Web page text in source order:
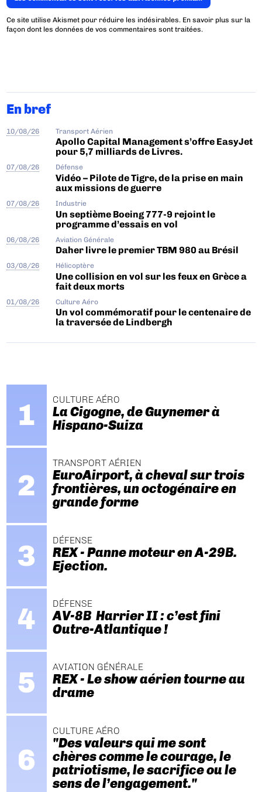
Ce site utilise Akismet pour réduire les indésirables. En savoir plus sur la
façon dont les données de vos commentaires sont traitées.
En bref
10/08/26 Transport Aérien
Apollo Capital Management s’offre EasyJet
pour 5,7 milliards de Livres.
07/08/26 Défense
Vidéo – Pilote de Tigre, de la prise en main
aux missions de guerre
07/08/26 Industrie
Un septième Boeing 777-9 rejoint le
programme d’essais en vol
06/08/26 Aviation Générale
Daher livre le premier TBM 980 au Brésil
03/08/26 Hélicoptère
Une collision en vol sur les feux en Grèce a
fait deux morts
01/08/26 Culture Aéro
Un vol commémoratif pour le centenaire de
la traversée de Lindbergh
CULTURE AÉRO
La Cigogne, de Guynemer à
Hispano-Suiza
TRANSPORT AÉRIEN
EuroAirport, à cheval sur trois
frontières, un octogénaire en
grande forme
DÉFENSE
REX - Panne moteur en A-29B.
Ejection.
DÉFENSE
AV-8B Harrier II : c’est fini
Outre-Atlantique !
AVIATION GÉNÉRALE
REX - Le show aérien tourne au
drame
CULTURE AÉRO
"Des valeurs qui me sont
chères comme le courage, le
patriotisme, le sacrifice ou le
sens de l’engagement."